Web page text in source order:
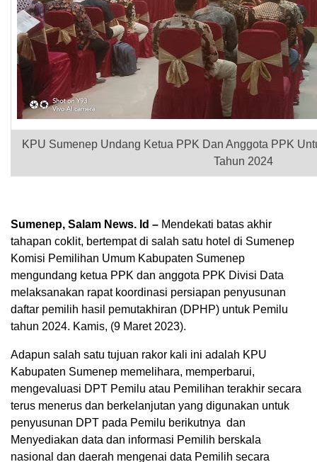
KPU Sumenep Undang Ketua PPK Dan Anggota PPK
Tahun 2024
Sumenep, Salam News. Id – Mendekati batas akhir
tahapan coklit, bertempat di salah satu hotel di Sumenep
Komisi Pemilihan Umum Kabupaten Sumenep
mengundang ketua PPK dan anggota PPK Divisi Data
melaksanakan rapat koordinasi persiapan penyusunan
daftar pemilih hasil pemutakhiran (DPHP) untuk Pemilu
tahun 2024. Kamis, (9 Maret 2023).
Adapun salah satu tujuan rakor kali ini adalah KPU
Kabupaten Sumenep memelihara, memperbarui,
mengevaluasi DPT Pemilu atau Pemilihan terakhir secara
terus menerus dan berkelanjutan yang digunakan untuk
penyusunan DPT pada Pemilu berikutnya dan
Menyediakan data dan informasi Pemilih berskala
nasional dan daerah mengenai data Pemilih secara